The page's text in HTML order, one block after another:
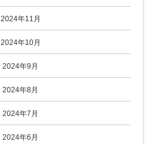
2024年11月
2024年10月
2024年9月
2024年8月
2024年7月
2024年6月